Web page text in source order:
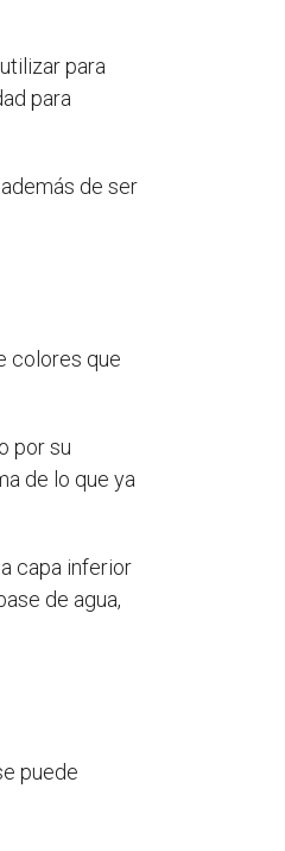
para
para
de ser
colores que
por su
de lo que ya
capa inferior
de agua,
puede